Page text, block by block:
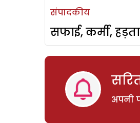
संपादकीय
सफाई, कर्मी,
अपनी